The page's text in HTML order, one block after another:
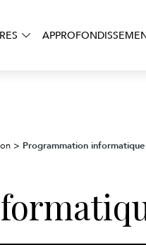
> Programmation